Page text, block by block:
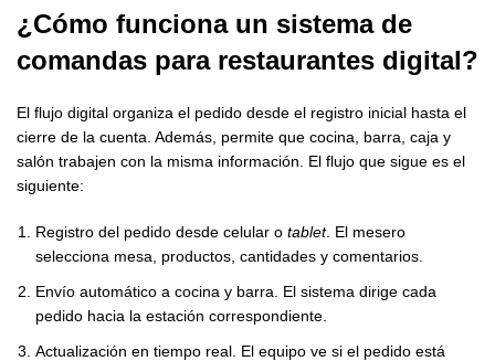
¿Cómo funciona un sistema de
comandas para restaurantes digital?
El flujo digital organiza el pedido desde el registro inicial hasta el
cierre de la cuenta. Además, permite que cocina, barra, caja y
salón trabajen con la misma información. El flujo que sigue es el
siguiente:
Registro del pedido desde celular o tablet. El mesero
selecciona mesa, productos, cantidades y comentarios.
Envío automático a cocina y barra. El sistema dirige cada
pedido hacia la estación correspondiente.
Actualización en tiempo real. El equipo ve si el pedido está